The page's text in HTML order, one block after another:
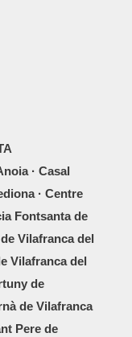
· Casal
· Centre
Fontsanta de
Vilafranca del
Vilafranca del
de
de Vilafranca
Pere de